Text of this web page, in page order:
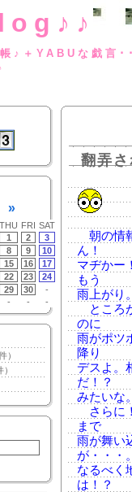
日記帳♪
»
THU FRI SAT
1 2
3
8 9
10
15 16
17
22 23
24
29 30
-
- - -
）
）
翻弄
朝の情
ん！
マヂかー
もう
雨上がり
ところ
のに
雨がポツ
降り
デスよ。
だ！？
みたいな
さらに
まで
雨が舞い
が・・・
なるべく
は！？